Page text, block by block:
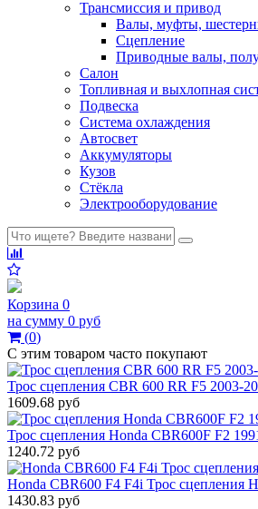
Трансмиссия и привод
Валы, муфты,
Сцепление
Приводные валы,
Салон
Топливная и выхлопная
Подвеска
Система охлаждения
Автосвет
Аккумуляторы
Кузов
Стёкла
Электрооборудование
Корзина 0
на сумму 0 руб
(0)
С этим товаром часто покупают
Трос сцепления CBR 600 RR F5 2003-
1609.68 руб
Трос сцепления Honda CBR600F F2
1240.72 руб
Honda CBR600 F4 F4i Трос сцепления
1430.83 руб